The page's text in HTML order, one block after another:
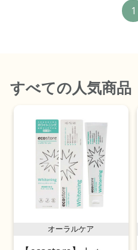
1
すべての人気商品
オーラルケア